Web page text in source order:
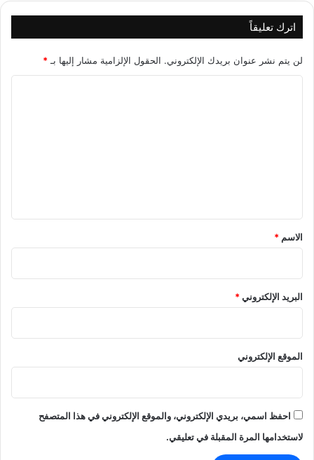
اترك تعليقاً
لن يتم نشر عنوان بريدك الإلكتروني. الحقول الإلزامية مشار إليها بـ*
*
الاسم *
البريد الإلكتروني*
الموقع الإلكتروني
احفظ اسمي، بريدي الإلكتروني، والموقع الإلكتروني في هذا المتصفح
لاستخدامها المرة المقبلة في تعليقي.